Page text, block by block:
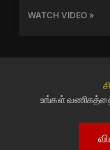
WATCH VIDEO »
உங்கள் வணிகத்தை